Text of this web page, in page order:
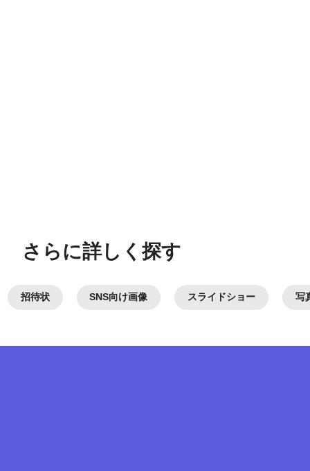
さらに詳しく探す
招待状 SNS向け画像 スライドショー 写